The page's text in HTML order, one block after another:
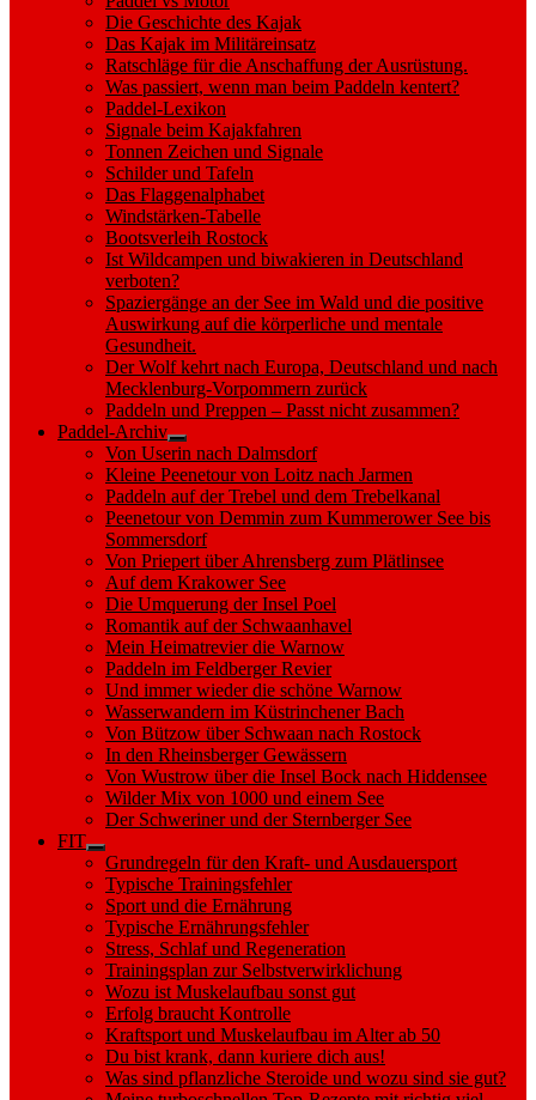
Die Geschichte des Kajak
Das Kajak im Militäreinsatz
Ratschläge für die Anschaffung der Ausrüstung.
Was passiert, wenn man beim Paddeln kentert?
Paddel-Lexikon
Signale beim Kajakfahren
Tonnen Zeichen und Signale
Schilder und Tafeln
Das Flaggenalphabet
Windstärken-Tabelle
Bootsverleih Rostock
Ist Wildcampen und biwakieren in Deutschland
verboten?
Spaziergänge an der See im Wald und die positive
Auswirkung auf die körperliche und mentale
Gesundheit.
Der Wolf kehrt nach Europa, Deutschland und nach
Mecklenburg-Vorpommern zurück
Paddeln und Preppen – Passt nicht zusammen?
Paddel-Archiv
Show
sub
menu
Von Userin nach Dalmsdorf
Kleine Peenetour von Loitz nach Jarmen
Paddeln auf der Trebel und dem Trebelkanal
Peenetour von Demmin zum Kummerower See bis
Sommersdorf
Von Priepert über Ahrensberg zum Plätlinsee
Auf dem Krakower See
Die Umquerung der Insel Poel
Romantik auf der Schwaanhavel
Mein Heimatrevier die Warnow
Paddeln im Feldberger Revier
Und immer wieder die schöne Warnow
Wasserwandern im Küstrinchener Bach
Von Bützow über Schwaan nach Rostock
In den Rheinsberger Gewässern
Von Wustrow über die Insel Bock nach Hiddensee
Wilder Mix von 1000 und einem See
Der Schweriner und der Sternberger See
FIT
Show
sub
menu
Grundregeln für den Kraft- und Ausdauersport
Typische Trainingsfehler
Sport und die Ernährung
Typische Ernährungsfehler
Stress, Schlaf und Regeneration
Trainingsplan zur Selbstverwirklichung
Wozu ist Muskelaufbau sonst gut
Erfolg braucht Kontrolle
Kraftsport und Muskelaufbau im Alter ab 50
Du bist krank, dann kuriere dich aus!
Was sind pflanzliche Steroide und wozu sind sie gut?